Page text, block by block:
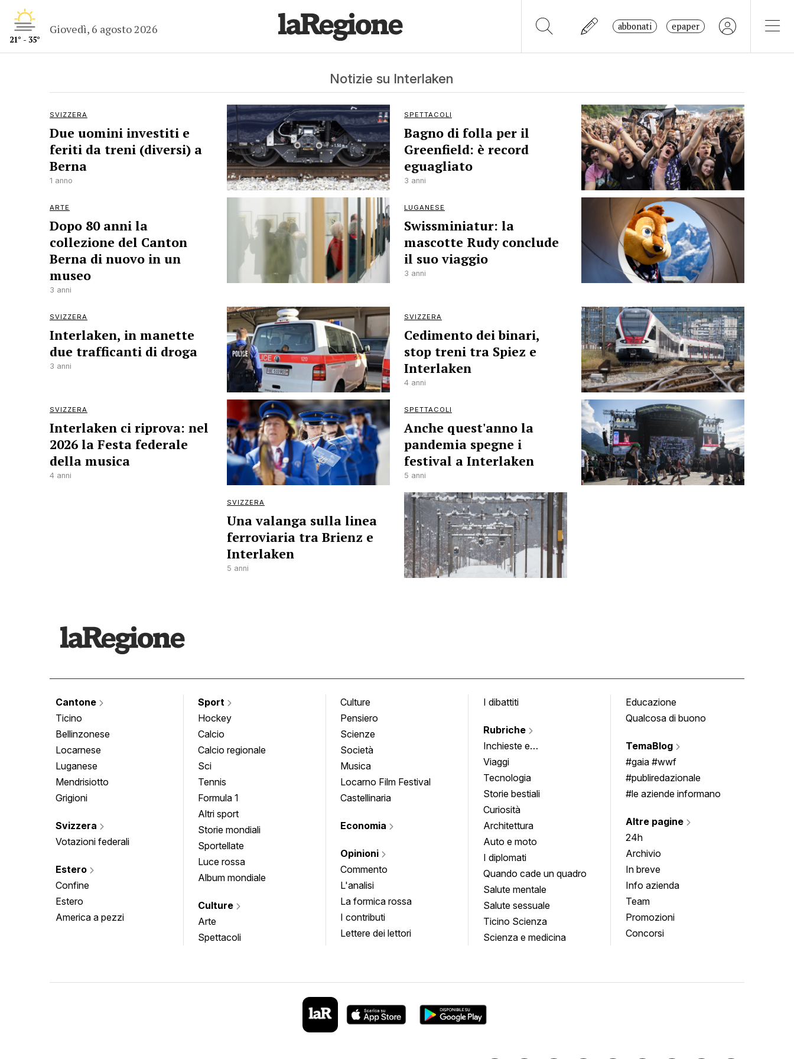
21° - 35°
Giovedì, 6 agosto 2026 abbonati epaper
Notizie su Interlaken
SVIZZERA
Due uomini investiti e
feriti da treni (diversi) a
Berna
1 anno
SPETTACOLI
Bagno di folla per il
Greenfield: è record
eguagliato
3 anni
ARTE
Dopo 80 anni la
collezione del Canton
Berna di nuovo in un
museo
3 anni
LUGANESE
Swissminiatur: la
mascotte Rudy conclude
il suo viaggio
3 anni
SVIZZERA
Interlaken, in manette
due trafficanti di droga
3 anni
SVIZZERA
Cedimento dei binari,
stop treni tra Spiez e
Interlaken
4 anni
SVIZZERA
Interlaken ci riprova: nel
2026 la Festa federale
della musica
4 anni
SPETTACOLI
Anche quest'anno la
pandemia spegne i
festival a Interlaken
5 anni
SVIZZERA
Una valanga sulla linea
ferroviaria tra Brienz e
Interlaken
5 anni
Cantone
Ticino
Bellinzonese
Locarnese
Luganese
Mendrisiotto
Grigioni
Svizzera
Votazioni federali
Estero
Confine
Estero
America a pezzi
Sport
Hockey
Calcio
Calcio regionale
Sci
Tennis
Formula 1
Altri sport
Storie mondiali
Sportellate
Luce rossa
Album mondiale
Culture
Arte
Spettacoli
Culture
Pensiero
Scienze
Società
Musica
Locarno Film Festival
Castellinaria
Economia
Opinioni
Commento
L'analisi
La formica rossa
I contributi
Lettere dei lettori
I dibattiti
Rubriche
Inchieste e
approfondimenti
Viaggi
Tecnologia
Storie bestiali
Curiosità
Architettura
Auto e moto
I diplomati
Quando cade un quadro
Salute mentale
Salute sessuale
Ticino Scienza
Scienza e medicina
Educazione
Qualcosa di buono
TemaBlog
#gaia #wwf
#publiredazionale
#le aziende informano
Altre pagine
24h
Archivio
In breve
Info azienda
Team
Promozioni
Concorsi